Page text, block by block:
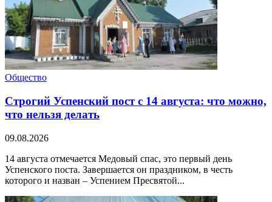
Общество
Строгий Успенский пост с 14 августа: что можно,
что нельзя делать
09.08.2026
14 августа отмечается Медовый спас, это первый день
Успенского поста. Завершается он праздником, в честь
которого и назван – Успением Пресвятой...